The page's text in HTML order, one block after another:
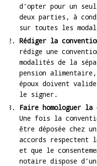
d’opter pour un
deux parties, à
sur toutes les
Rédiger la
rédige une
modalités de la
pension
époux doivent
le signer.
Faire homologuer
Une fois la
être déposée chez
accords respectent
et que le
notaire dispose